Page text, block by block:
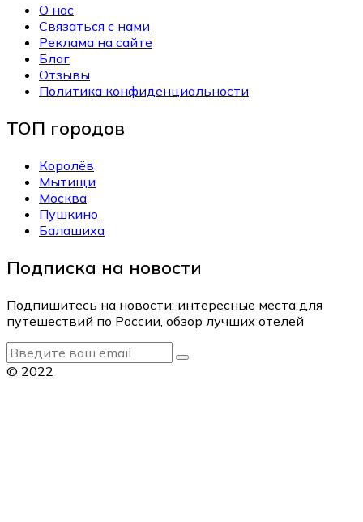
О нас
Связаться с нами
Реклама на сайте
Блог
Отзывы
Политика конфиденциальности
ТОП городов
Королёв
Мытищи
Москва
Пушкино
Балашиха
Подписка на новости
Подпишитесь на новости: интересные места для
путешествий по России, обзор лучших отелей
© 2022